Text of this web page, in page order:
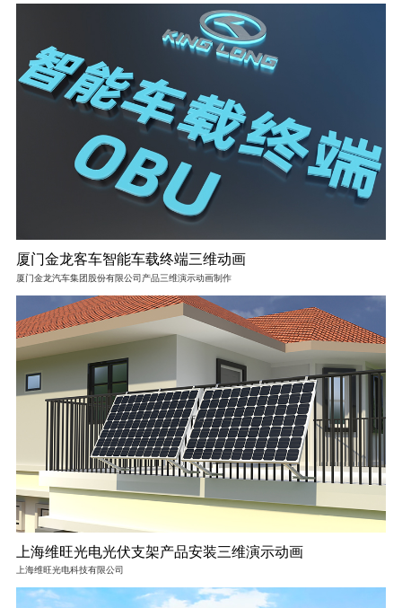
厦门金龙客车智能车载终端三维动画
厦门金龙汽车集团股份有限公司产品三维演示动画制作
上海维旺光电光伏支架产品安装三维演示动画
上海维旺光电科技有限公司